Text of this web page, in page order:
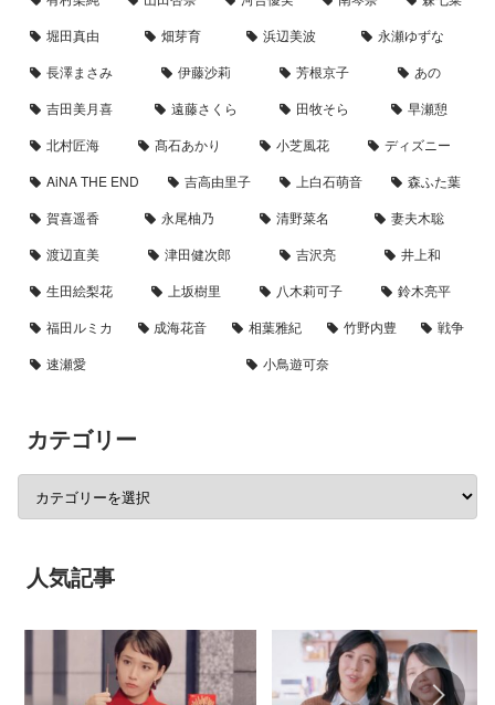
堀田真由
畑芽育 浜辺美波
永瀬ゆずな
長澤まさみ
伊藤沙莉 芳根京子
あの
吉田美月喜
遠藤さくら 田牧そら
早瀬憩
北村匠海
髙石あかり 小芝風花
ディズニー
AiNA THE END
吉高由里子 上白石萌音
森ふた葉
賀喜遥香
永尾柚乃 清野菜名
妻夫木聡
渡辺直美
津田健次郎 吉沢亮
井上和
生田絵梨花
上坂樹里 八木莉可子
鈴木亮平
福田ルミカ
成海花音 相葉雅紀 竹野内豊
戦争
速瀬愛
小鳥遊可奈
カテゴリー
人気記事